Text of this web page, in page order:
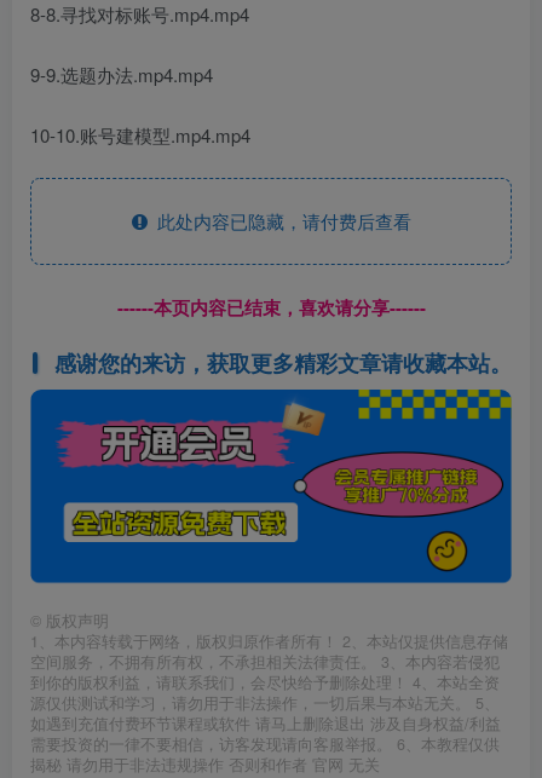
8-8.寻找对标账号.mp4.mp4
9-9.选题办法.mp4.mp4
10-10.账号建模型.mp4.mp4
此处内容已隐藏，请付费后查看
------本页内容已结束，喜欢请分享------
感谢您的来访，获取更多精彩文章请收藏本站。
© 版权声明
1、本内容转载于网络，版权归原作者所有！ 2、本站仅提供信息存储
空间服务，不拥有所有权，不承担相关法律责任。 3、本内容若侵犯
到你的版权利益，请联系我们，会尽快给予删除处理！ 4、本站全资
源仅供测试和学习，请勿用于非法操作，一切后果与本站无关。 5、
如遇到充值付费环节课程或软件 请马上删除退出 涉及自身权益/利益
需要投资的一律不要相信，访客发现请向客服举报。 6、本教程仅供
揭秘 请勿用于非法违规操作 否则和作者 官网 无关